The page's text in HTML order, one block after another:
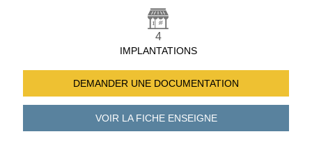
4
IMPLANTATIONS
DEMANDER UNE DOCUMENTATION
VOIR LA FICHEENSEIGNE